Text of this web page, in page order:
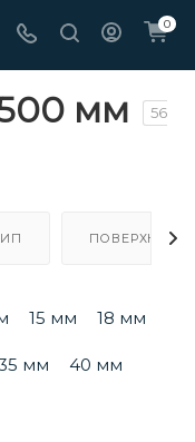
0
мм
56
15 мм 18 мм
мм 40 мм